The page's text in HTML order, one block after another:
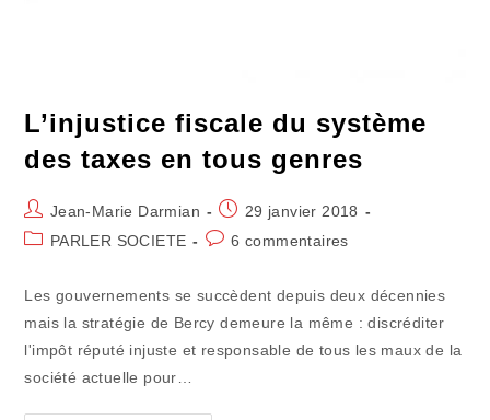
L’injustice fiscale du système
des taxes en tous genres
Auteur/autrice
de
Jean-Marie Darmian
Publication
publiée :
29 janvier 2018
PostPARLER SOCIETE
Commentaires
6 commentaires
Les gouvernements se succèdent depuis deux décennies
mais la stratégie de Bercy demeure la même : discréditer
l'impôt réputé injuste et responsable de tous les maux de la
société actuelle pour…